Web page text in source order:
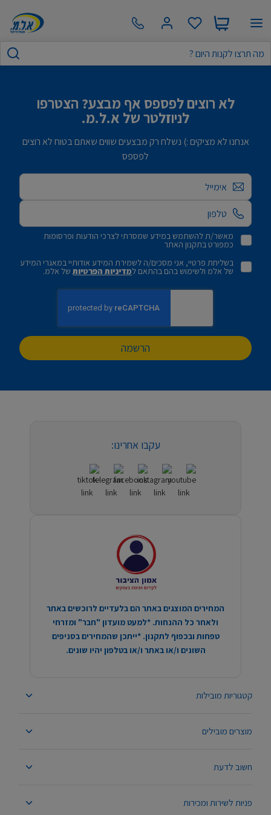
לא רוצים לפספס אף מבצע? הצטרפו
לניוזלטר של א.ל.מ.
אנחנו לא מציקים :) נשלח רק מבצעים שווים שאתם בטוח לא רוצים
לפספס
אימייל
מאשר/ת להשתמש במידע שמסרתי לצרכי הודעות ופרסומות
כמפורט בתקנון האתר
בשליחת פרטיי, אני מסכים/ה לשמירת המידע אודותיי במאגרי המידע
של אלמ ולשימוש בהם בהתאם למדיניות הפרטיותשל אלמ.
הרשמה
קטגוריות מובילות
מוצרים מובילים
חשוב לדעת
פניות לשירות ומכירות
עקבו אחרינו:
המחירים המוצגים באתר הם בלעדיים לרוכשים באתר
ולאחר כל ההנחות. *למעט מועדון "חבר" ומזרחי
טפחות ובכפוף לתקנון. *ייתכן שהמחירים בסניפים
השונים ו/או באתר ו/או בטלפון יהיו שונים.